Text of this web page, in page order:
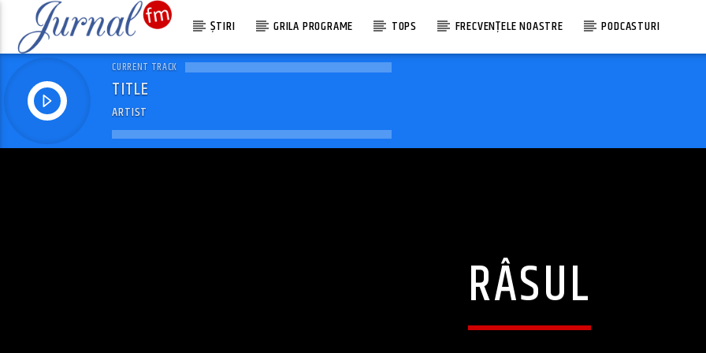
ȘTIRI GRILA PROGRAME TOPS FRECVENȚELE NOASTRE PODCASTURI
CURRENT TRACK
TITLE
ARTIST
RÂSUL